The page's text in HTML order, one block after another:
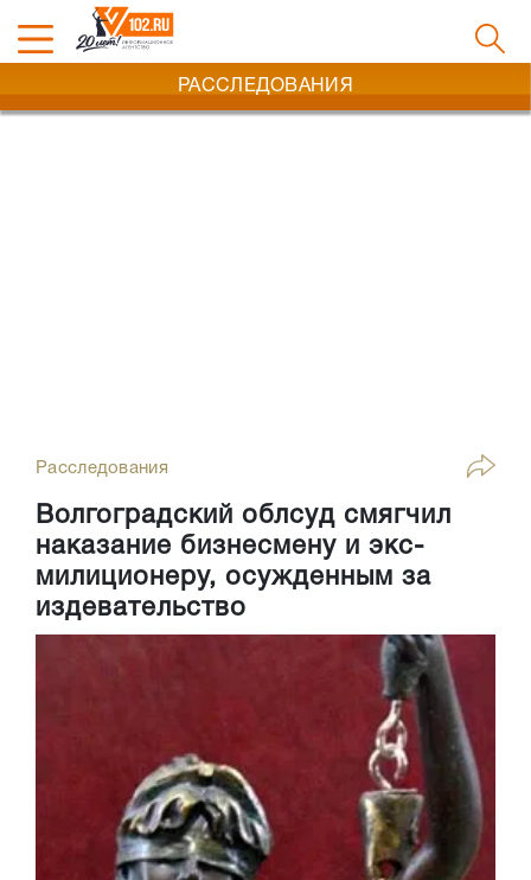
РАССЛЕДОВАНИЯ
Расследования
Волгоградский облсуд смягчил
наказание бизнесмену и экс-
милиционеру, осужденным за
издевательство